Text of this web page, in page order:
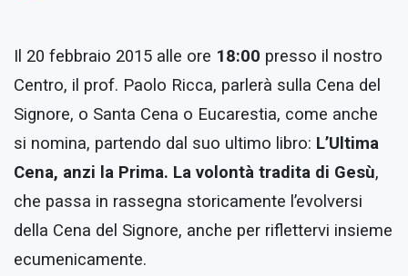
Il 20 febbraio 2015 alle ore 18:00 presso il nostro
Centro, il prof. Paolo Ricca, parlerà sulla Cena del
Signore, o Santa Cena o Eucarestia, come anche
si nomina, partendo dal suo ultimo libro: L’Ultima
Cena, anzi la Prima. La volontà tradita di Gesù,
che passa in rassegna storicamente l’evolversi
della Cena del Signore, anche per riflettervi insieme
ecumenicamente.